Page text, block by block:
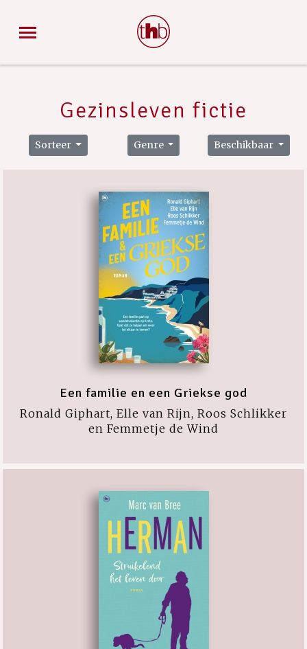
Gezinsleven fictie
Sorteer Genre Beschikbaar
Een familie en een Griekse god
Ronald Giphart, Elle van Rijn, Roos Schlikker
en Femmetje de Wind